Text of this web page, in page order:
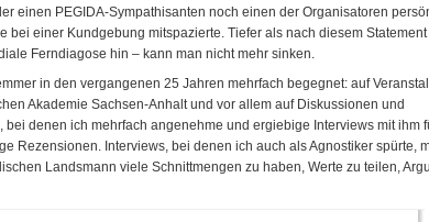
einen PEGIDA-Sympathisanten noch einen der Organisatoren
bei einer Kundgebung mitspazierte. Tiefer als nach diesem Statement
Ferndiagose hin – kann man nicht mehr sinken.
in den vergangenen 25 Jahren mehrfach begegnet: auf
Akademie Sachsen-Anhalt und vor allem auf Diskussionen und
bei denen ich mehrfach angenehme und ergiebige Interviews mit ihm
Rezensionen. Interviews, bei denen ich auch als Agnostiker spürte,
Landsmann viele Schnittmengen zu haben, Werte zu teilen,